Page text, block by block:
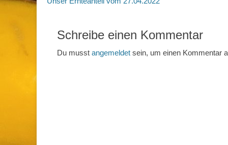
Schreibe einen Kommentar
Du musst angemeldet sein, um einen Kommentar